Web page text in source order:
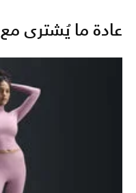
عادة ما يُشترى مع